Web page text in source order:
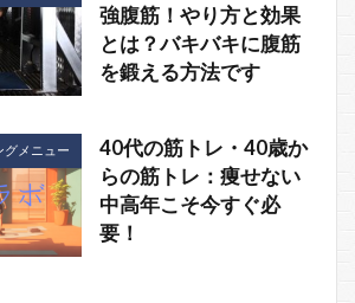
強腹筋！やり方と効果
とは？バキバキに腹筋
を鍛える方法です
グメニュー
40代の筋トレ・40歳か
らの筋トレ：痩せない
中高年こそ今すぐ必
要！